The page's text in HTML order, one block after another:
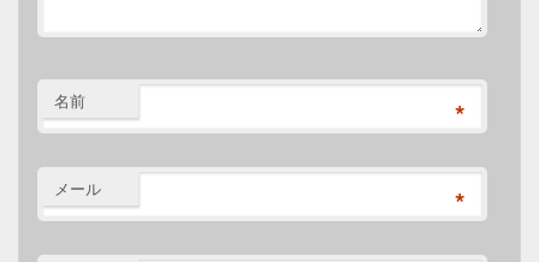
名前 *
メール *